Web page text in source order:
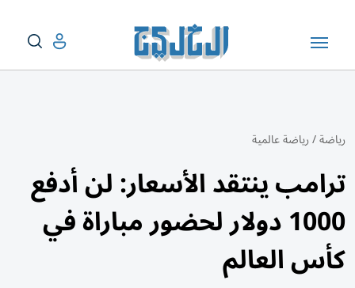
رياضة/رياضة عالمية
ترامب ينتقد الأسعار: لن أدفع
1000 دولار لحضور مباراة في
كأس العالم